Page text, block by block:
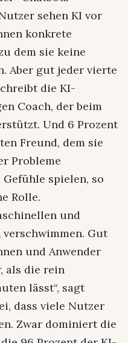
sehen KI vor
konkrete
dem sie keine
Aber gut jeder vierte
die KI-
Coach, der beim
Und 6 Prozent
Freund, dem sie
Probleme
spielen, so
Rolle.
und
Gut
und Anwender
als die rein
lässt“, sagt
dass viele Nutzer
Zwar dominiert die